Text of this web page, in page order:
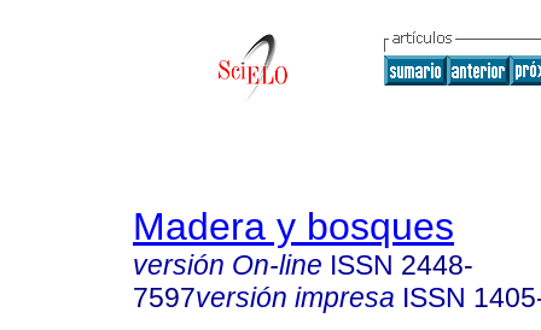
Madera y bosques
versión On-line ISSN 2448-
7597versión impresa ISSN